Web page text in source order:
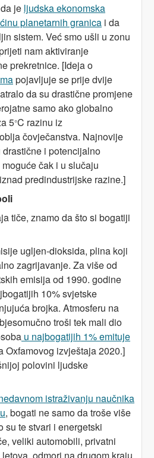
je ljudska ekonomska
planetarnih granica i da
sistem. Već smo ušli u zonu
nam aktiviranje
prekretnice. [Ideja o
pojavljuje se prije dvije
da su drastične promjene
samo ako globalno
5°C razinu iz
čovječanstva. Najnovije
i potencijalno
čak i u slučaju
predindustrijske razine.]
tiče, znamo da što si bogatiji
ugljen-dioksida, plina koji
zagrijavanje. Za više od
emisija od 1990. godine
10% svjetske
brojka. Atmosferu na
troši tek mali dio
u najbogatijih 1% emituje
Oxfamovog izvještaja 2020.]
polovini ljudske
istraživanju naučnika
, bogati ne samo da troše više
su te stvari i energetski
veliki automobili, privatni
odmori na drugom kraju